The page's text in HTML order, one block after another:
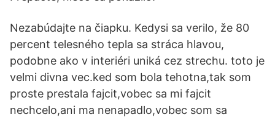
Nezabúdajte na čiapku. Kedysi sa verilo, že 80
percent telesného tepla sa stráca hlavou,
podobne ako v interiéri uniká cez strechu. toto je
velmi divna vec.ked som bola tehotna,tak som
proste prestala fajcit,vobec sa mi fajcit
nechcelo,ani ma nenapadlo,vobec som sa